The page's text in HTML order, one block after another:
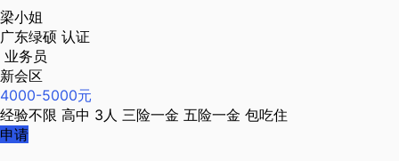
梁小姐
广东绿硕 认证
业务员
新会区
4000-5000元
经验不限 高中 3人 三险一金 五险一金 包吃住
申请